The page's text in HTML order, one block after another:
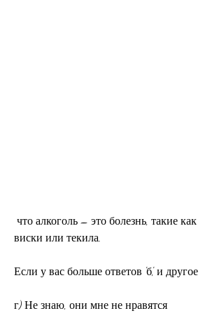
виски или текила.
Если у вас больше ответов 'б', и другое
г) Не знаю, они мне не нравятся